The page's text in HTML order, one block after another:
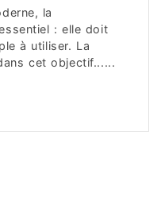
la
: elle doit
à utiliser. La
cet objectif......